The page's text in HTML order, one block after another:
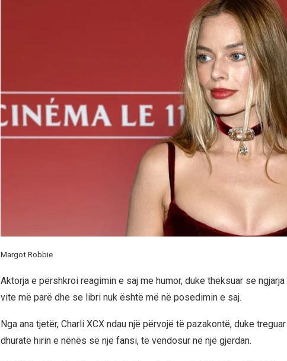
Margot Robbie
Aktorja e përshkroi reagimin e saj me humor, duke theksuar se
vite më parë dhe se libri nuk është më në posedimin e saj.
Nga ana tjetër, Charli XCX ndau një përvojë të pazakontë, duke
dhuratë hirin e nënës së një fansi, të vendosur në një gjerdan.